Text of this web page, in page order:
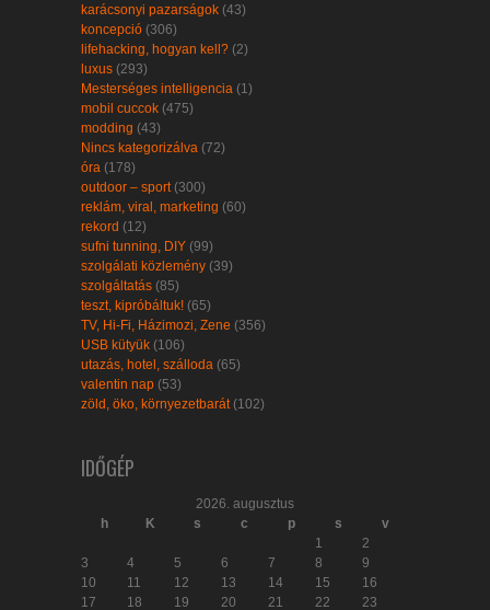
karácsonyi pazarságok (43)
koncepció (306)
lifehacking, hogyan kell? (2)
luxus (293)
Mesterséges intelligencia (1)
mobil cuccok (475)
modding (43)
Nincs kategorizálva (72)
óra (178)
outdoor – sport(300)
reklám, viral, marketing (60)
rekord (12)
sufni tunning, DIY (99)
szolgálati közlemény (39)
szolgáltatás (85)
teszt, kipróbáltuk! (65)
TV, Hi-Fi, Házimozi, Zene (356)
USB kütyük (106)
utazás, hotel, szálloda (65)
valentin nap (53)
zöld, öko, környezetbarát(102)
IDŐGÉP
2026. augusztus
h
K s c p s
v
1
2
3
4 5 6 7 8
9
10
11 12 13 14 15
16
17
18 19 20 21 22
23